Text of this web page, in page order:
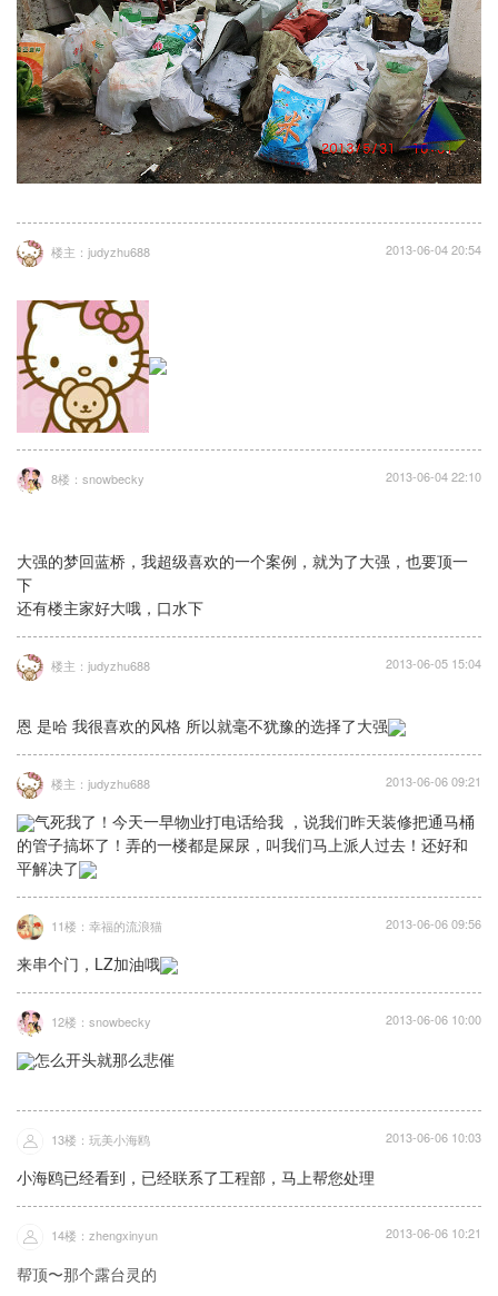
楼主：judyzhu688 2013-06-04 20:54
8楼：snowbecky 2013-06-04 22:10
大强的梦回蓝桥，我超级喜欢的一个案例，就为了大强，也要顶一
下
还有楼主家好大哦，口水下
楼主：judyzhu688 2013-06-05 15:04
恩 是哈 我很喜欢的风格 所以就毫不犹豫的选择了大强
楼主：judyzhu688 2013-06-06 09:21
气死我了！今天一早物业打电话给我 ，说我们昨天装修把通马桶
的管子搞坏了！弄的一楼都是屎尿，叫我们马上派人过去！还好和
平解决了
11楼：幸福的流浪猫 2013-06-06 09:56
来串个门，LZ加油哦
12楼：snowbecky 2013-06-06 10:00
怎么开头就那么悲催
13楼：玩美小海鸥 2013-06-06 10:03
小海鸥已经看到，已经联系了工程部，马上帮您处理
14楼：zhengxinyun 2013-06-06 10:21
帮顶〜那个露台灵的